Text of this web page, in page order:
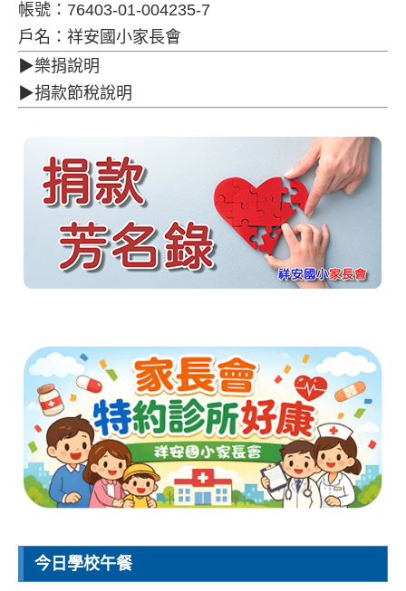
帳號：76403-01-004235-7
戶名：祥安國小家長會
▶樂捐說明
▶捐款節稅說明
今日學校午餐